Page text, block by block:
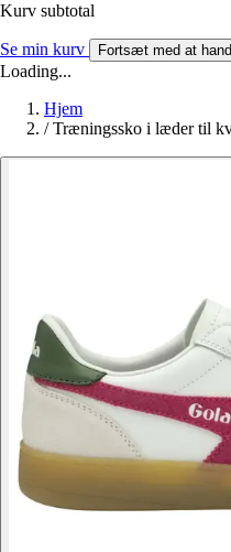
Kurv subtotal
Se min kurv Fortsæt med at
Loading...
Hjem
/ Træningssko i læder til